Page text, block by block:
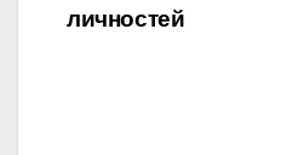
личностей